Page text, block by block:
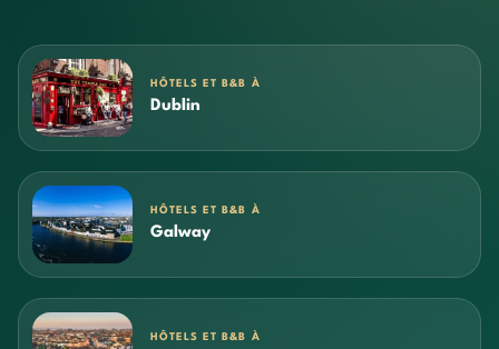
HÔTELS ET B&B À
Dublin
HÔTELS ET B&B À
Galway
HÔTELS ET B&B À